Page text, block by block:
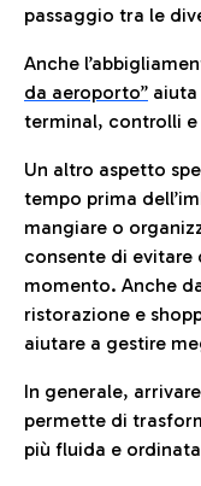
passaggio tra le
Anche
da aeroporto” a
terminal, controlli e
Un altro aspetto
tempo prima
mangiare o
consente di evitare
momento. Anche
ristorazione e
aiutare a gestire
In generale,
permette di
più fluida e